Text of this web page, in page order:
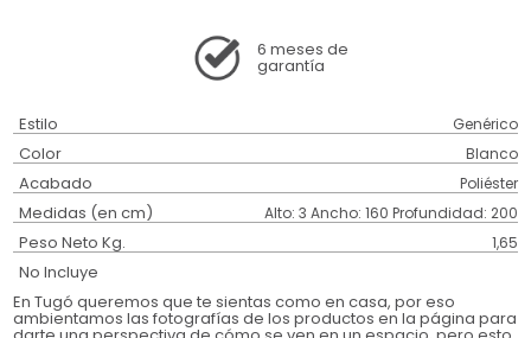
6 meses de
garantía
Estilo Genérico
Color Blanco
Acabado Poliéster
Medidas (en cm) Alto: 3 Ancho: 160 Profundidad: 200
Peso Neto Kg. 1,65
No Incluye
En Tugó queremos que te sientas como en casa, por eso
ambientamos las fotografías de los productos en la página para